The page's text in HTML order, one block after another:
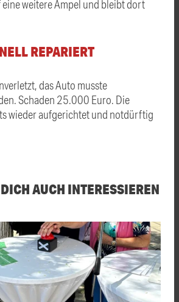
weitere Ampel und bleibt dort
REPARIERT
das Auto musste
Schaden 25.000 Euro. Die
wieder aufgerichtet und notdürftig
AUCH INTERESSIEREN